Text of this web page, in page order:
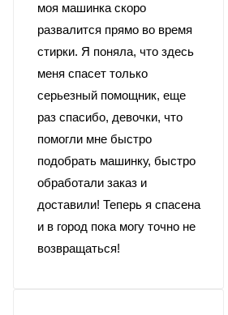
моя машинка скоро
развалится прямо во время
стирки. Я поняла, что здесь
меня спасет только
серьезный помощник, еще
раз спасибо, девочки, что
помогли мне быстро
подобрать машинку, быстро
обработали заказ и
доставили! Теперь я спасена
и в город пока могу точно не
возвращаться!